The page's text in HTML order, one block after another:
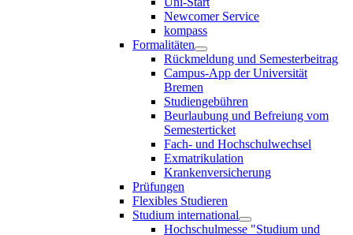
Newcomer Service
kompass
Formalitäten
Rückmeldung und Semesterbeitrag
Campus-App der Universität
Bremen
Studiengebühren
Beurlaubung und Befreiung vom
Semesterticket
Fach- und Hochschulwechsel
Exmatrikulation
Krankenversicherung
Prüfungen
Flexibles Studieren
Studium international
Hochschulmesse "Studium und